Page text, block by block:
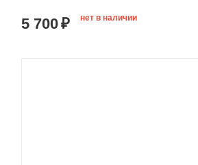
5 700₽ нет в наличии